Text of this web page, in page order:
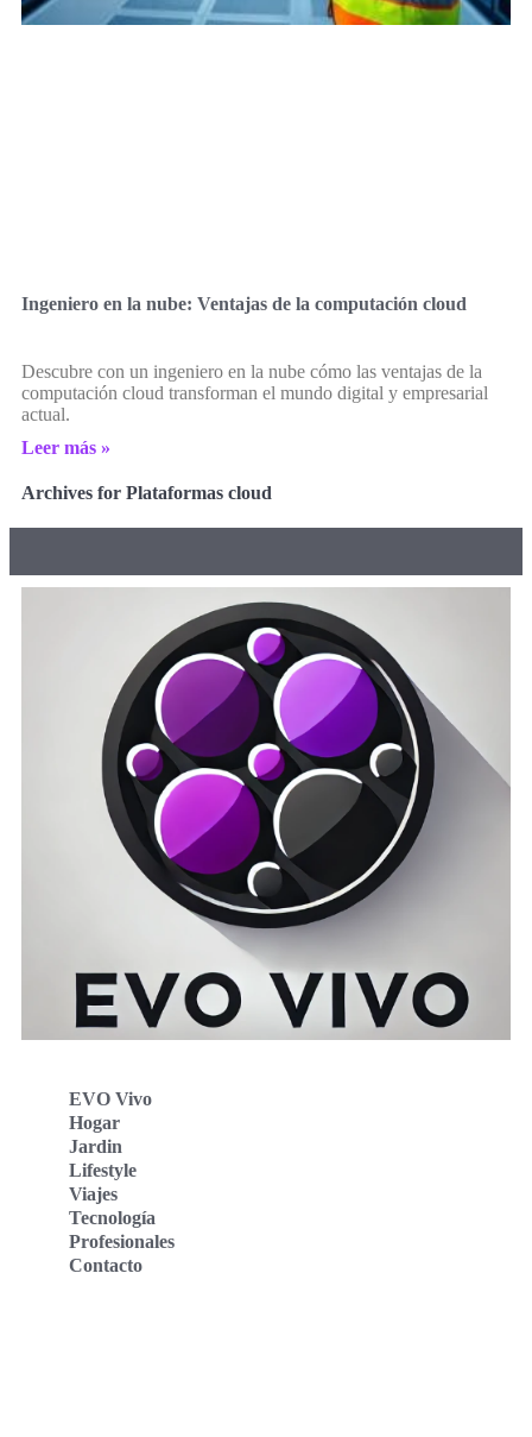
Ingeniero en la nube: Ventajas de la computación cloud
Descubre con un ingeniero en la nube cómo las ventajas de la
computación cloud transforman el mundo digital y empresarial
actual.
Leer más »
Archives for Plataformas cloud
EVO Vivo
Hogar
Jardin
Lifestyle
Viajes
Tecnología
Profesionales
Contacto